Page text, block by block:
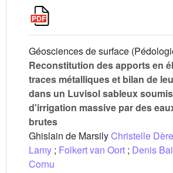
Géosciences de surface
Reconstitution des apports en
traces métalliques et bilan de
dans un Luvisol sableux
d'irrigation massive par des
brutes
Ghislain de MarsilyChristelle Dère
Lamy ; Folkert van Oort ; Denis
Cornu